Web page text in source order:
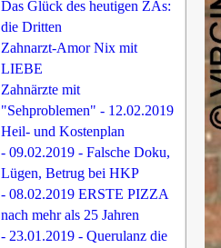
Das Glück des heutigen ZAs:
die Dritten
Zahnarzt-Amor Nix mit
LIEBE
Zahnärzte mit
"Sehproblemen" - 12.02.2019
Heil- und Kostenplan
- 09.02.2019 - Falsche Doku,
Lügen, Betrug bei HKP
- 08.02.2019 ERSTE PIZZA
nach mehr als 25 Jahren
- 23.01.2019 - Querulanz die